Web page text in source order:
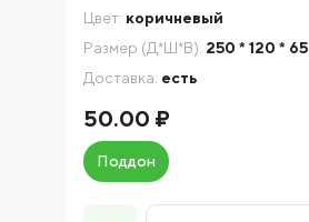
Цвет: коричневый
Размер (Д*Ш*В): 250 * 120 * 65
Доставка: есть
50.00 ₽
Поддон